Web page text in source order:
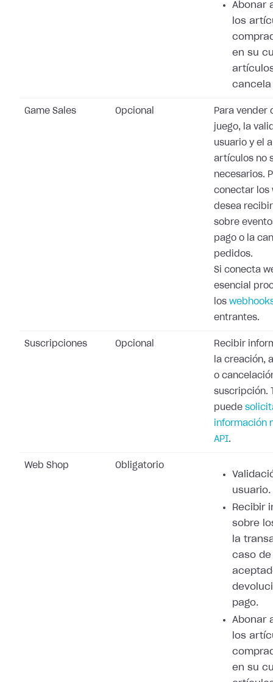
Abonar
los
en su
cancela
Game Sales Opcional
Para vender
juego, la
usuario y el
artículos no
necesarios.
conectar los
desea
sobre
pago o la
pedidos.
Si conecta
esencial
los
entrantes.
Suscripciones Opcional
Recibir
la creación,
o
suscripción.
puede
información
API.
Web Shop Obligatorio
usuario.
Recibir
sobre
la
caso de
pago.
Abonar
los
en su